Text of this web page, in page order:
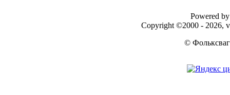
Powered
Copyright ©2000 - 2026,
©